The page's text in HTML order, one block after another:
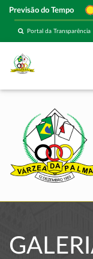
Previsão do Tempo
Portal da Transparência